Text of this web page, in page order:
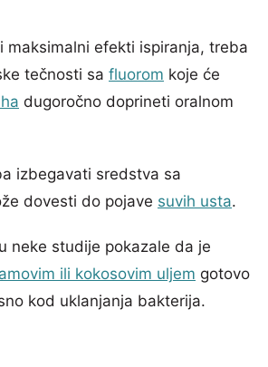
maksimalni efekti ispiranja, treba
tečnosti sa fluorom koje će
dugoročno doprineti oralnom
izbegavati sredstva sa
dovesti do pojave suvih usta.
neke studije pokazale da je
ili kokosovim uljem gotovo
kod uklanjanja bakterija.